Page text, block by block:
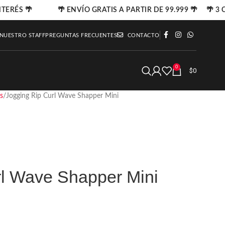
STAFFPREGUNTAS FRECUENTES CONTACTO
0 $0
Jogging Rip Curl Wave Shapper Mini
Wave Shapper Mini
🌴 🌴 ENVÍO GRATIS A PARTIR DE 99.999 🌴 🌴 3